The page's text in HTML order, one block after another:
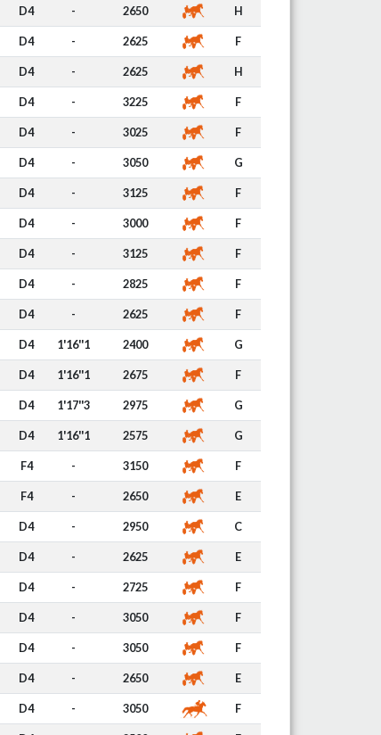
D4 - 2650 H
D4 - 2625 F
D4 - 2625 H
D4 - 3225 F
D4 - 3025 F
D4 - 3050 G
D4 - 3125 F
D4 - 3000 F
D4 - 3125 F
D4 - 2825 F
D4 - 2625 F
D4 1'16''1 2400 G
D4 1'16''1 2675 F
D4 1'17''3 2975 G
D4 1'16''1 2575 G
F4 - 3150 F
F4 - 2650 E
D4 - 2950 C
D4 - 2625 E
D4 - 2725 F
D4 - 3050 F
D4 - 3050 F
D4 - 2650 E
D4 - 3050 F